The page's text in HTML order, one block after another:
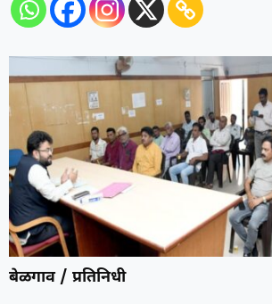
बेळगाव / प्रतिनिधी